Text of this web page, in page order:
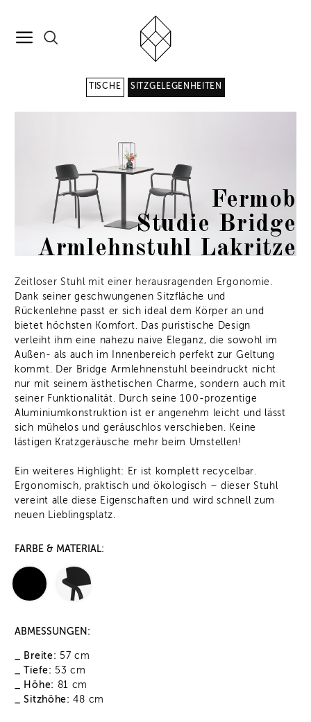
TISCHE SITZGELEGENHEITEN
Fermob
Studie Bridge
Armlehnstuhl Lakritze
Zeitloser Stuhl mit einer herausragenden Ergonomie.
Dank seiner geschwungenen Sitzfläche und
Rückenlehne passt er sich ideal dem Körper an und
bietet höchsten Komfort. Das puristische Design
verleiht ihm eine nahezu naive Eleganz, die sowohl im
Außen- als auch im Innenbereich perfekt zur Geltung
kommt. Der Bridge Armlehnenstuhl beeindruckt nicht
nur mit seinem ästhetischen Charme, sondern auch mit
seiner Funktionalität. Durch seine 100-prozentige
Aluminiumkonstruktion ist er angenehm leicht und lässt
sich mühelos und geräuschlos verschieben. Keine
lästigen Kratzgeräusche mehr beim Umstellen!
Ein weiteres Highlight: Er ist komplett recycelbar.
Ergonomisch, praktisch und ökologisch – dieser Stuhl
vereint alle diese Eigenschaften und wird schnell zum
neuen Lieblingsplatz.
FARBE & MATERIAL:
ABMESSUNGEN:
_ Breite: 57 cm
_ Tiefe: 53 cm
_ Höhe: 81 cm
_ Sitzhöhe: 48 cm